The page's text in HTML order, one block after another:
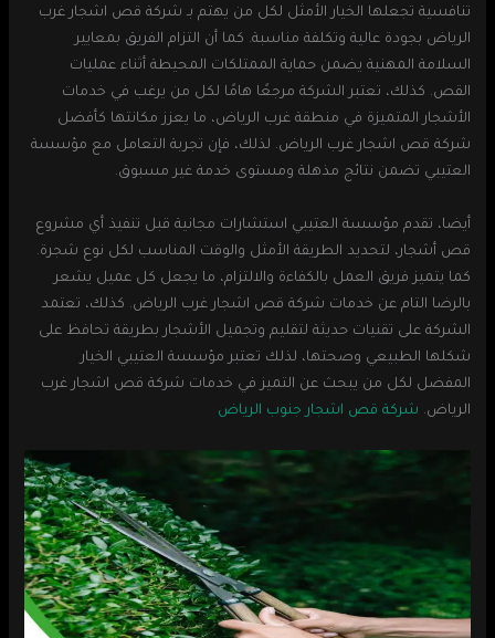
تنافسية تجعلها الخيار الأمثل لكل من يهتم بـ شركة قص اشجار غرب
الرياض بجودة عالية وتكلفة مناسبة. كما أن التزام الفريق بمعايير
السلامة المهنية يضمن حماية الممتلكات المحيطة أثناء عمليات
القص. كذلك، تعتبر الشركة مرجعًا هامًا لكل من يرغب في خدمات
الأشجار المتميزة في منطقة غرب الرياض، ما يعزز مكانتها كأفضل
شركة قص اشجار غرب الرياض. لذلك، فإن تجربة التعامل مع مؤسسة
العتيبي تضمن نتائج مذهلة ومستوى خدمة غير مسبوق.
أيضا، تقدم مؤسسة العتيبي استشارات مجانية قبل تنفيذ أي مشروع
قص أشجار، لتحديد الطريقة الأمثل والوقت المناسب لكل نوع شجرة.
كما يتميز فريق العمل بالكفاءة والالتزام، ما يجعل كل عميل يشعر
بالرضا التام عن خدمات شركة قص اشجار غرب الرياض. كذلك، تعتمد
الشركة على تقنيات حديثة لتقليم وتجميل الأشجار بطريقة تحافظ على
شكلها الطبيعي وصحتها، لذلك تعتبر مؤسسة العتيبي الخيار
المفضل لكل من يبحث عن التميز في خدمات شركة قص اشجار غرب
الرياض. شركة قص اشجار جنوب الرياض